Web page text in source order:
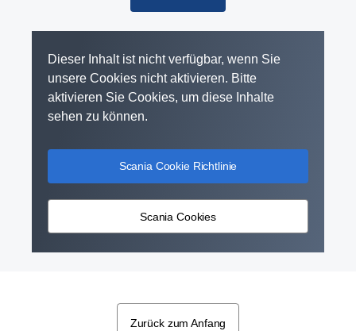
Dieser Inhalt ist nicht verfügbar, wenn Sie
unsere Cookies nicht aktivieren. Bitte
aktivieren Sie Cookies, um diese Inhalte
sehen zu können.
Scania Cookie Richtlinie
Scania Cookies
Zurück zum Anfang